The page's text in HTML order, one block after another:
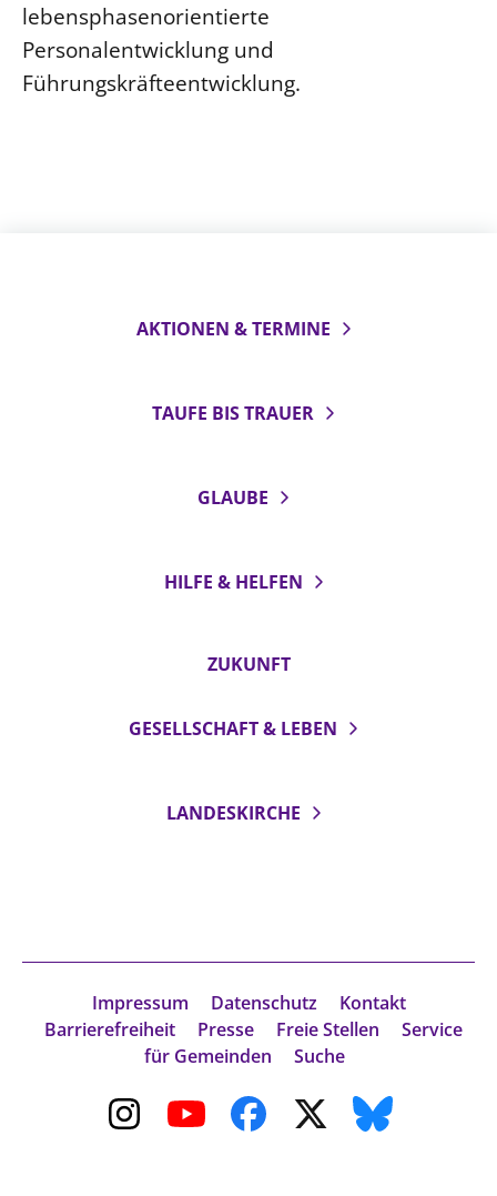
lebensphasenorientierte
Personalentwicklung und
Führungskräfteentwicklung.
AKTIONEN & TERMINE
TAUFE BIS TRAUER
GLAUBE
HILFE & HELFEN
ZUKUNFT
GESELLSCHAFT & LEBEN
LANDESKIRCHE
Impressum Datenschutz
Kontakt
Barrierefreiheit
Presse Freie Stellen
Service
für Gemeinden
Suche